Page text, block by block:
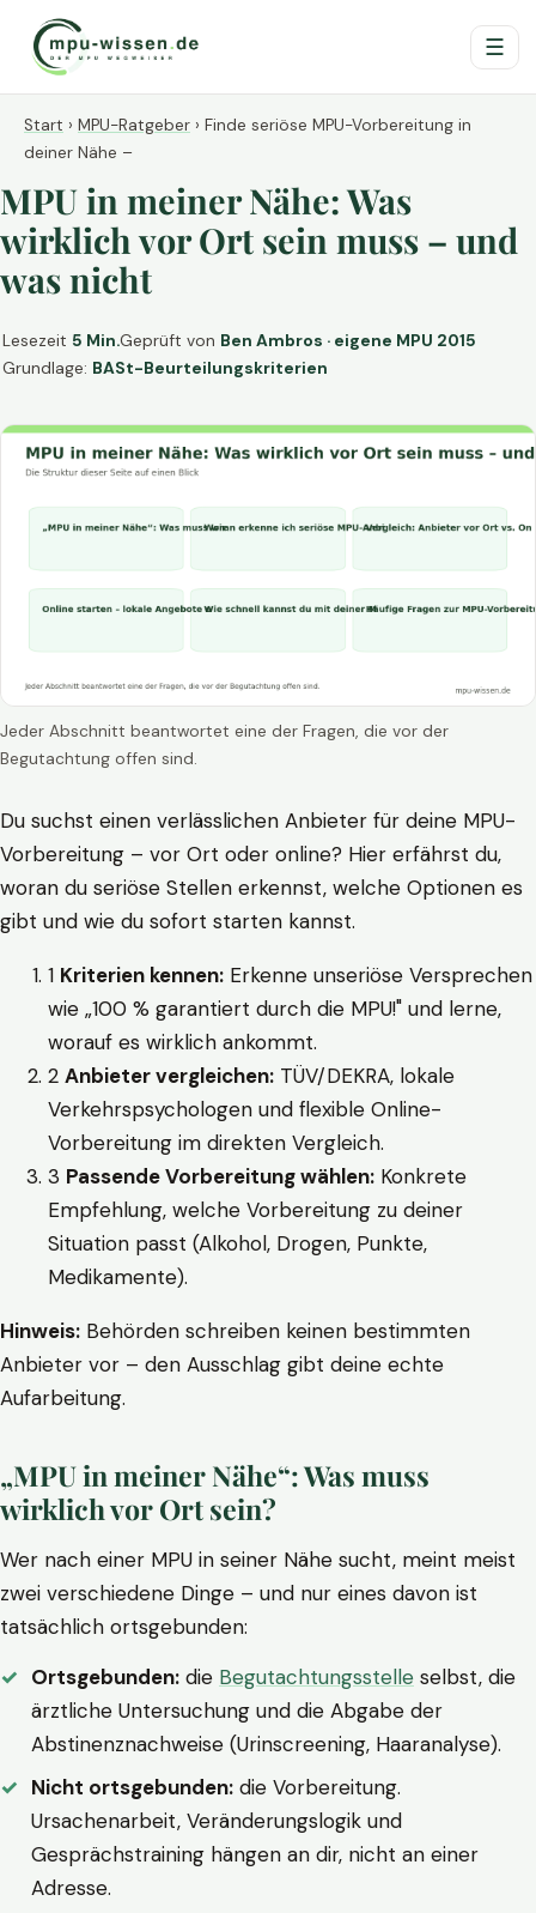
☰
Start › MPU-Ratgeber › Finde seriöse MPU-Vorbereitung in
deiner Nähe –
MPU in meiner Nähe: Was
wirklich vor Ort sein muss – und
was nicht
Lesezeit 5 Min.Geprüft von Ben Ambros · eigene MPU 2015
Grundlage: BASt-Beurteilungskriterien
Jeder Abschnitt beantwortet eine der Fragen, die vor der
Begutachtung offen sind.
Du suchst einen verlässlichen Anbieter für deine MPU-
Vorbereitung – vor Ort oder online? Hier erfährst du,
woran du seriöse Stellen erkennst, welche Optionen es
gibt und wie du sofort starten kannst.
1 Kriterien kennen: Erkenne unseriöse Versprechen
wie „100 % garantiert durch die MPU!" und lerne,
worauf es wirklich ankommt.
2 Anbieter vergleichen: TÜV/DEKRA, lokale
Verkehrspsychologen und flexible Online-
Vorbereitung im direkten Vergleich.
3 Passende Vorbereitung wählen: Konkrete
Empfehlung, welche Vorbereitung zu deiner
Situation passt (Alkohol, Drogen, Punkte,
Medikamente).
Hinweis: Behörden schreiben keinen bestimmten
Anbieter vor – den Ausschlag gibt deine echte
Aufarbeitung.
„MPU in meiner Nähe“: Was muss
wirklich vor Ort sein?
Wer nach einer MPU in seiner Nähe sucht, meint meist
zwei verschiedene Dinge – und nur eines davon ist
tatsächlich ortsgebunden:
Ortsgebunden: die Begutachtungsstelle selbst, die
ärztliche Untersuchung und die Abgabe der
Abstinenznachweise (Urinscreening, Haaranalyse).
Nicht ortsgebunden: die Vorbereitung.
Ursachenarbeit, Veränderungslogik und
Gesprächstraining hängen an dir, nicht an einer
Adresse.